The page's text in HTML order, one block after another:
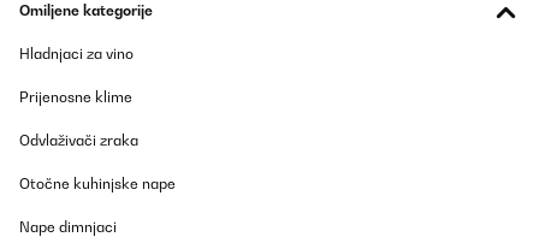
réussis pour une bande d’ados.
Utilisateur d'Amazon
Prevedi
Hab erwartet, dass es so gut ist. Ein super "Hotdoger" !!! I a
Omiljene kategorije
Hladnjaci za vino
Prijenosne klime
Odvlaživači zraka
Otočne kuhinjske nape
Nape dimnjaci